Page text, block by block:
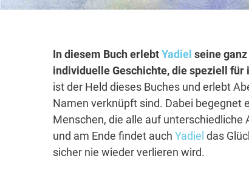
In diesem Buch erlebtYadiel seine
individuelle Geschichte, die speziell für
ist der Held dieses Buches und erlebt
Namen verknüpft sind. Dabei begegnet
Menschen, die alle auf unterschiedliche
und am Ende findet auch Yadiel das
sicher nie wieder verlieren wird.